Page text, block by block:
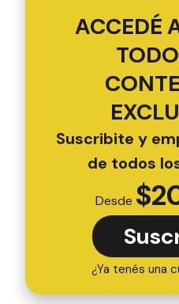
ACCEDÉ
Suscribite y
de todos
Desde $
¿Ya tenés una